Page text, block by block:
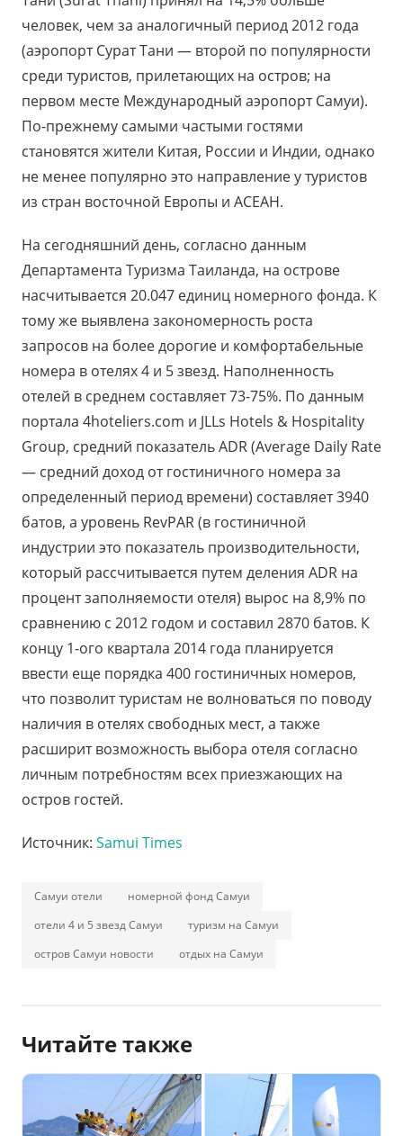
человек, чем за аналогичный период 2012 года
(аэропорт Сурат Тани — второй по популярности
среди туристов, прилетающих на остров; на
первом месте Международный аэропорт Самуи).
По-прежнему самыми частыми гостями
становятся жители Китая, России и Индии, однако
не менее популярно это направление у туристов
из стран восточной Европы и АСЕАН.
На сегодняшний день, согласно данным
Департамента Туризма Таиланда, на острове
насчитывается 20.047 единиц номерного фонда. К
тому же выявлена закономерность роста
запросов на более дорогие и комфортабельные
номера в отелях 4 и 5 звезд. Наполненность
отелей в среднем составляет 73-75%. По данным
портала 4hoteliers.com и JLLs Hotels & Hospitality
Group, средний показатель ADR (Average Daily Rate
— средний доход от гостиничного номера за
определенный период времени) составляет 3940
батов, а уровень RevPAR (в гостиничной
индустрии это показатель производительности,
который рассчитывается путем деления ADR на
процент заполняемости отеля) вырос на 8,9% по
сравнению с 2012 годом и составил 2870 батов. К
концу 1-ого квартала 2014 года планируется
ввести еще порядка 400 гостиничных номеров,
что позволит туристам не волноваться по поводу
наличия в отелях свободных мест, а также
расширит возможность выбора отеля согласно
личным потребностям всех приезжающих на
остров гостей.
Источник: Samui Times
Самуи отели
номерной фонд Самуи
отели 4 и 5 звезд Самуи
туризм на Самуи
остров Самуи новости
отдых на Самуи
Читайте также